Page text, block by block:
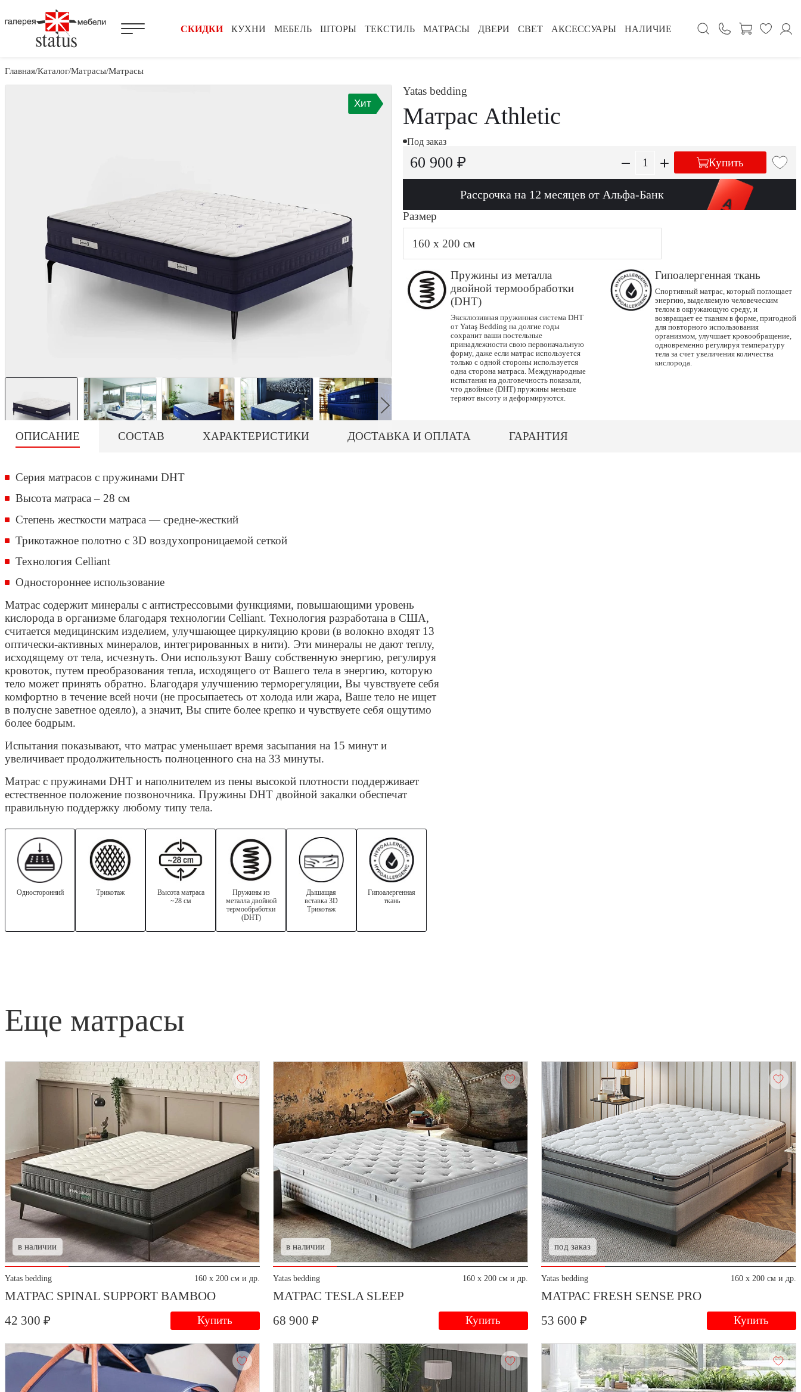
КУХНИ МЕБЕЛЬ ШТОРЫ ТЕКСТИЛЬ МАТРАСЫ ДВЕРИ СВЕТ АКСЕССУАРЫ НАЛИЧИЕ
СКИДКИ
Главная Каталог Матрасы Матрасы
Хит
Yatas bedding
Матрас Athletic
Под заказ
60 900 ₽ Купить
Рассрочка на 12 месяцев от Альфа-Банк
Размер
160 x 200 см
Пружины из металла
двойной термообработки
(DHT)
Эксклюзивная пружинная система DHT
от Yataş Bedding на долгие годы
сохранит ваши постельные
принадлежности свою первоначальную
форму, даже если матрас используется
только с одной стороны используется
одна сторона матраса. Международные
испытания на долговечность показали,
что двойные (DHT) пружины меньше
теряют высоту и деформируются.
Гипоалергенная ткань
Спортивный матрас, который поглощает
энергию, выделяемую человеческим
телом в окружающую среду, и
возвращает ее тканям в форме, пригодной
для повторного использования
организмом, улучшает кровообращение,
одновременно регулируя температуру
тела за счет увеличения количества
кислорода.
ОПИСАНИЕ СОСТАВ ХАРАКТЕРИСТИКИ ДОСТАВКА И ОПЛАТА ГАРАНТИЯ
Серия матрасов с пружинами DHT
Высота матраса – 28 см
Степень жесткости матраса — средне-жесткий
Трикотажное полотно с 3D воздухопроницаемой сеткой
Технология Сelliant
Одностороннее использование
Матрас содержит минералы с антистрессовыми функциями, повышающими уровень
кислорода в организме благодаря технологии Сelliant. Технология разработана в США,
считается медицинским изделием, улучшающее циркуляцию крови (в волокно входят 13
оптически-активных минералов, интегрированных в нити). Эти минералы не дают теплу,
исходящему от тела, исчезнуть. Они используют Вашу собственную энергию, регулируя
кровоток, путем преобразования тепла, исходящего от Вашего тела в энергию, которую
тело может принять обратно. Благодаря улучшению терморегуляции, Вы чувствуете себя
комфортно в течение всей ночи (не просыпаетесь от холода или жара, Ваше тело не ищет
в полусне заветное одеяло), а значит, Вы спите более крепко и чувствуете себя ощутимо
более бодрым.
Испытания показывают, что матрас уменьшает время засыпания на 15 минут и
увеличивает продолжительность полноценного сна на 33 минуты.
Матрас c пружинами DHT и наполнителем из пены высокой плотности поддерживает
естественное положение позвоночника. Пружины DHT двойной закалки обеспечат
правильную поддержку любому типу тела.
Односторонний Трикотаж
Высота матраса
~28 см
Пружины из
металла двойной
термообработки
(DHT)
Дышащая
вставка 3D
Трикотаж
Гипоалергенная
ткань
еще матрасы
в наличии
Yatas bedding 160 x 200 см и др.
МАТРАС SPINAL SUPPORT BAMBOO
42 300 ₽
Купить
в наличии
Yatas bedding 160 x 200 см и др.
МАТРАС TESLA SLEEP
68 900 ₽
Купить
под заказ
Yatas bedding 160 x 200 см и др.
МАТРАС FRESH SENSE PRO
53 600 ₽
Купить